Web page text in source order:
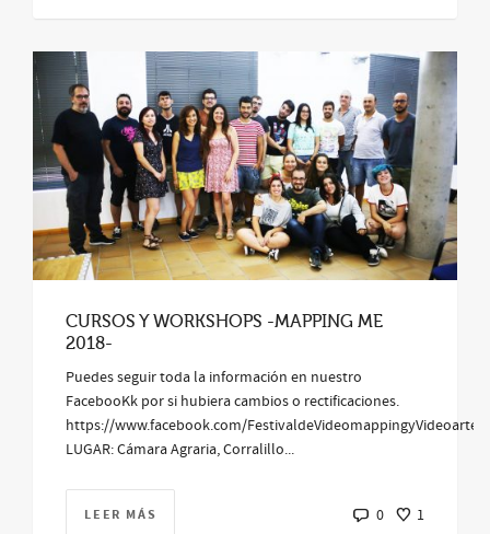
CURSOS Y WORKSHOPS -MAPPING ME
2018-
Puedes seguir toda la información en nuestro
FacebooKk por si hubiera cambios o rectificaciones.
https://www.facebook.com/
LUGAR: Cámara Agraria, Corralillo...
LEER MÁS 0 1